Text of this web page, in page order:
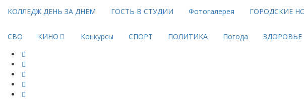
КОЛЛЕДЖ ДЕНЬ ЗА ДНЕМ ГОСТЬ В СТУДИИ Фотогалерея ГОРОДСКИЕ
СВО КИНО Конкурсы СПОРТ ПОЛИТИКА Погода ЗДОРОВЬЕ